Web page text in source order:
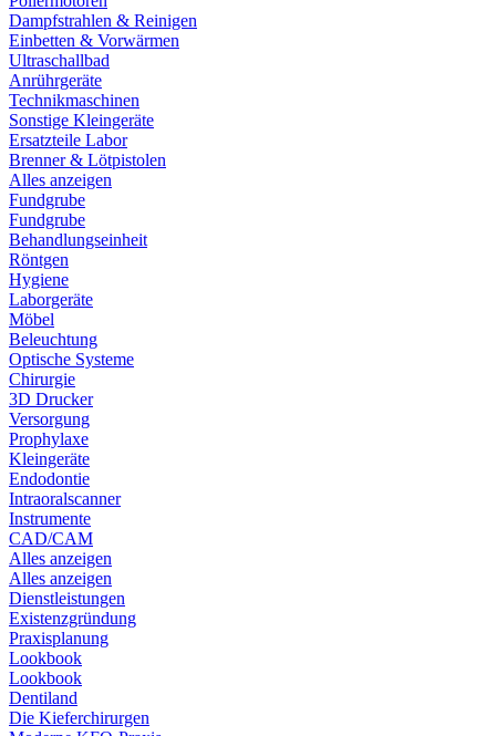
Dampfstrahlen & Reinigen
Einbetten & Vorwärmen
Ultraschallbad
Anrührgeräte
Technikmaschinen
Sonstige Kleingeräte
Ersatzteile Labor
Brenner & Lötpistolen
Alles anzeigen
Fundgrube
Fundgrube
Behandlungseinheit
Röntgen
Hygiene
Laborgeräte
Möbel
Beleuchtung
Optische Systeme
Chirurgie
3D Drucker
Versorgung
Prophylaxe
Kleingeräte
Endodontie
Intraoralscanner
Instrumente
CAD/CAM
Alles anzeigen
Alles anzeigen
Dienstleistungen
Existenzgründung
Praxisplanung
Lookbook
Lookbook
Dentiland
Die Kieferchirurgen